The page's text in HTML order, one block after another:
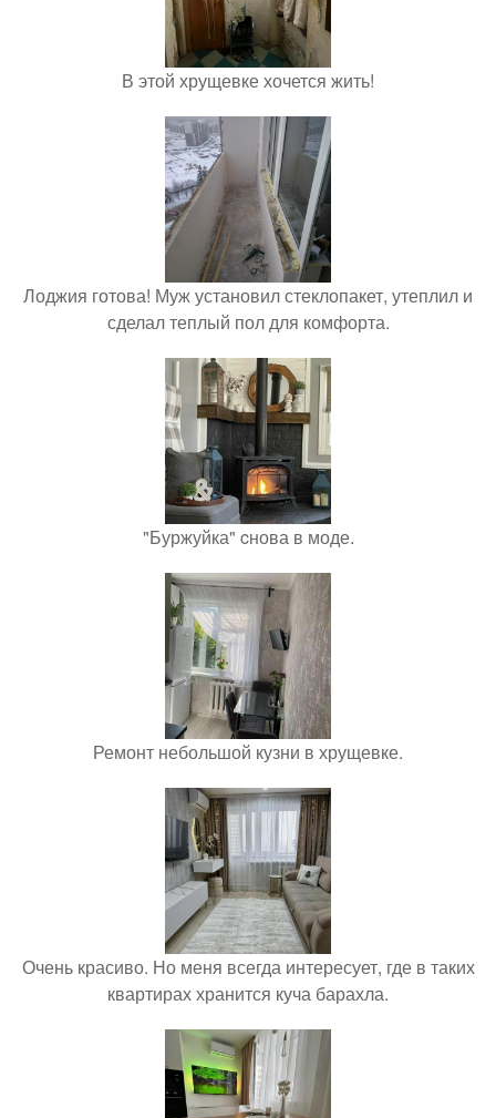
В этой хрущевке хочется жить!
Лоджия готова! Муж установил стеклопакет, утеплил и
сделал теплый пол для комфорта.
"Буржуйка" cнова в моде.
Ремонт небольшой кузни в хрущевке.
Очень красиво. Но меня всегда интересует, где в таких
квартирах хранится куча барахла.